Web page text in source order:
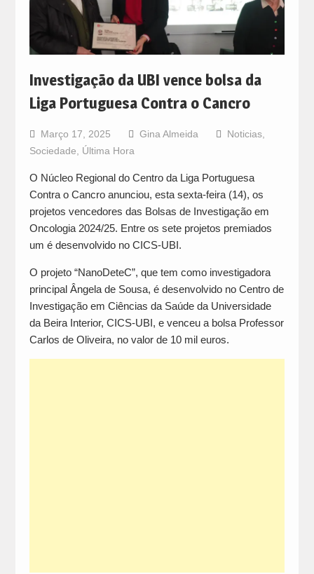
Investigação da UBI vence bolsa da
Liga Portuguesa Contra o Cancro
Março 17, 2025 Gina Almeida Noticias,
Sociedade
Última Hora
O Núcleo Regional do Centro da Liga Portuguesa
Contra o Cancro anunciou, esta sexta-feira (14), os
projetos vencedores das Bolsas de Investigação em
Oncologia 2024/25. Entre os sete projetos premiados
um é desenvolvido no CICS-UBI.
O projeto “NanoDeteC”, que tem como investigadora
principal Ângela de Sousa, é desenvolvido no Centro de
Investigação em Ciências da Saúde da Universidade
da Beira Interior, CICS-UBI, e venceu a bolsa Professor
Carlos de Oliveira, no valor de 10 mil euros.